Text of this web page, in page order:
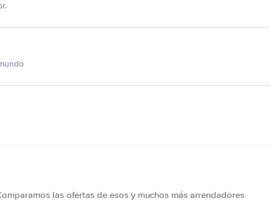
las ofertas de esos y muchos más arrendadores